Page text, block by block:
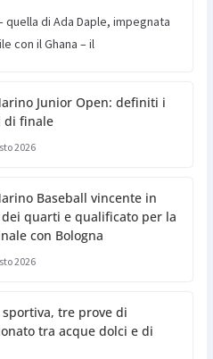
di Ada Daple, impegnata
con il Ghana – il
Junior Open: definiti i
di finale
2026
Baseball vincente in
quarti e qualificato per la
con Bologna
2026
sportiva, tre prove di
tra acque dolci e di